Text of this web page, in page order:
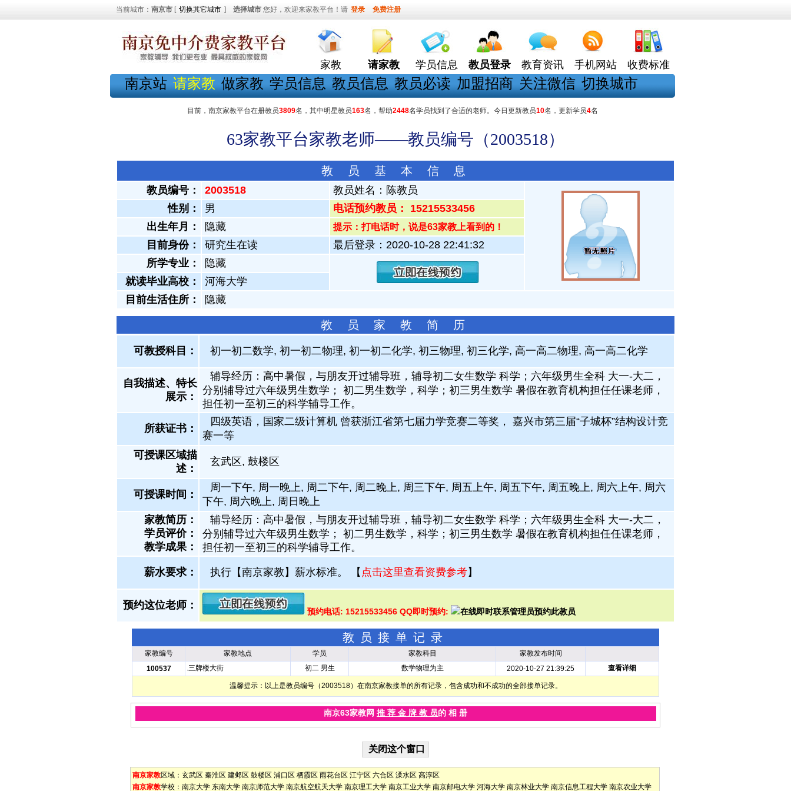
当前城市： 南京市 [ 切换其它城市 ] 选择城市 您好，欢迎来家教平台！请 登录 免费注册
家教 请家教 学员信息 教员登录 教育资讯 手机网站 收费标准
南京站 请家教 做家教 学员信息 教员信息 教员必读 加盟招商 关注微信 切换城市
目前，南京家教平台在册教员3809名，其中明星教员163名，帮助2448名学员找到了合适的老师。今日更新教员10名，更新学员4名
63家教平台家教老师——教员编号（2003518）
教 员 基 本 信 息
教员编号： 2003518 教员姓名： 陈教员
性别：
男
电话预约教员： 15215533456
出生年月：
隐藏 提示：打电话时，说是63家教上看到的！
目前身份： 研究生在读
最后登录：2020-10-28 22:41:32
所学专业：
隐藏
就读毕业高校：
河海大学
目前生活住所：
隐藏
教 员 家 教 简 历
可教授科目： 初一初二数学, 初一初二物理, 初一初二化学, 初三物理, 初三化学, 高一高二物理, 高一高二化学
自我描述、特长
展示 ：
辅导经历：高中暑假，与朋友开过辅导班，辅导初二女生数学 科学；六年级男生全科 大一-大二，
分别辅导过六年级男生数学； 初二男生数学，科学；初三男生数学 暑假在教育机构担任任课老师，
担任初一至初三的科学辅导工作。
所获证书 ：
四级英语，国家二级计算机 曾获浙江省第七届力学竞赛二等奖， 嘉兴市第三届“子城杯”结构设计竞
赛一等
可授课区域描
述：
玄武区, 鼓楼区
可授课时间：
周一下午, 周一晚上, 周二下午, 周二晚上, 周三下午, 周五上午, 周五下午, 周五晚上, 周六上午, 周六
下午, 周六晚上, 周日晚上
家教简历：
学员评价：
教学成果：
辅导经历：高中暑假，与朋友开过辅导班，辅导初二女生数学 科学；六年级男生全科 大一-大二，
分别辅导过六年级男生数学； 初二男生数学，科学；初三男生数学 暑假在教育机构担任任课老师，
担任初一至初三的科学辅导工作。
薪水要求： 执行【南京家教】薪水标准。 【 点击这里查看资费参考】
预约这位老师：
预约电话: 15215533456 QQ即时预约:
教员接单记录
家教编号 家教地点 学员 家教科目
家教发布时间
100537
.三牌楼大街 初二 男生 数学物理为主 2020-10-27 21:39:25 查看详细
温馨提示：以上是教员编号（2003518）在南京家教接单的所有记录，包含成功和不成功的全部接单记录。
南京63家教网 推 荐 金 牌 教 员的 相 册
南京家教区域： 玄武区 秦淮区 建邺区 鼓楼区 浦口区 栖霞区 雨花台区 江宁区 六合区 溧水区 高淳区
南京家教学校： 南京大学 东南大学 南京师范大学 南京航空航天大学 南京理工大学 南京工业大学 南京邮电大学 河海大学 南京林业大学 南京信息工程大学 南京农业大学